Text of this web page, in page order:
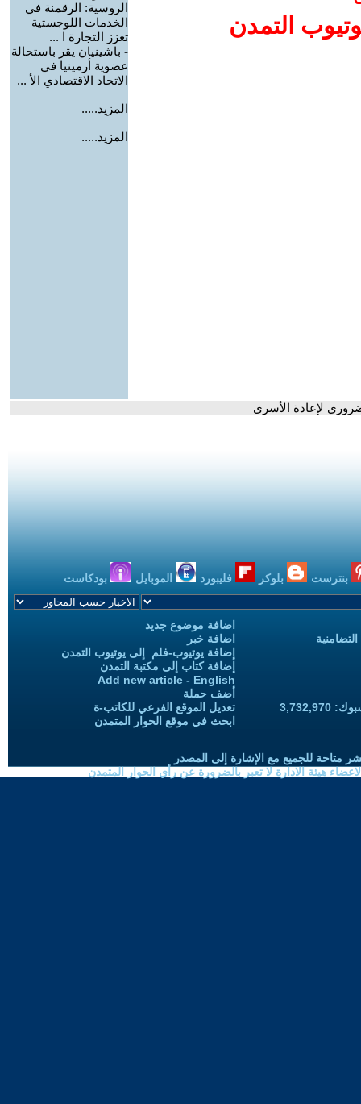
التمدن
الروسية: الرقمنة في
الخدمات اللوجستية
تعزز التجارة ا ...
- باشينيان يقر باستحالة
عضوية أرمينيا في
الاتحاد الاقتصادي الأ ...
المزيد.....
المزيد.....
لإعادة الأسرى
بنترست بلوكر فليبورد الموبايل بودكاست
اضافة موضوع جديد
اضافة خبر
إضافة يوتيوب-فلم إلى يوتيوب التمدن
إضافة كتاب إلى مكتبة التمدن
Add new article - English
أضف حملة
تعديل الموقع الفرعي للكاتب-ة
ابحث في موقع الحوار المتمدن
متاحة للجميع مع الإشارة إلى المصدر
هيئة الادارة لا تعبر بالضرورة عن رأي الحوار المتمدن